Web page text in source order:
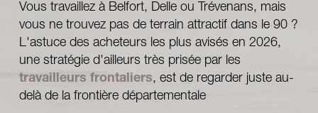
Vous travaillez à Belfort, Delle ou Trévenans, mais
vous ne trouvez pas de terrain attractif dans le 90 ?
L'astuce des acheteurs les plus avisés en 2026,
travailleurs frontaliers, est de regarder juste au-
delà de la frontière départementale